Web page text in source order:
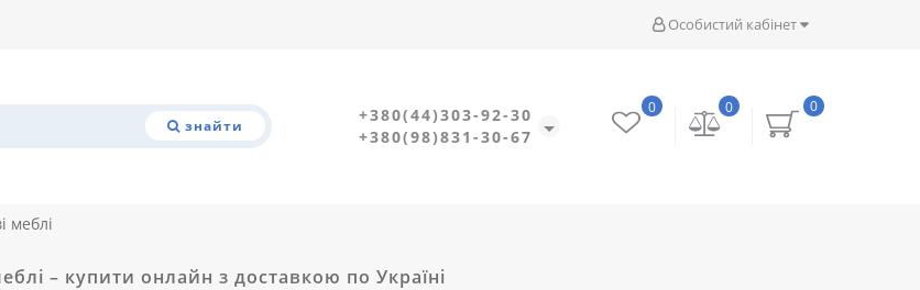
Особистий кабінет
знайти
+380(44)303-92-30
+380(98)831-30-67
0
0
0
меблі
– купити онлайн з доставкою по Україні